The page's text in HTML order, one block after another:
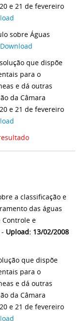
e 21 de fevereiro
sobre Águas
Download
que dispõe
para o
e dá outras
da Câmara
e 21 de fevereiro
a classificação e
das águas
Controle e
Upload: 13/02/2008
que dispõe
para o
e dá outras
da Câmara
e 21 de fevereiro